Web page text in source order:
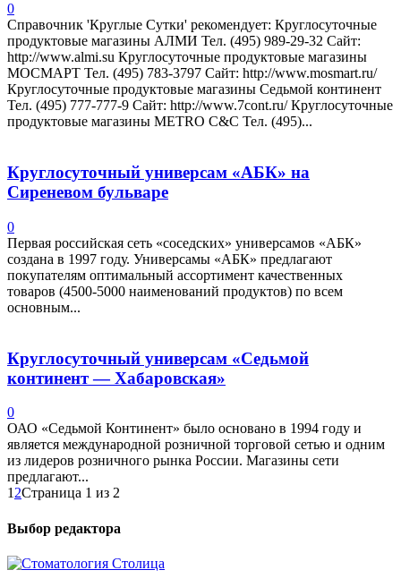
0
Справочник 'Круглые Сутки' рекомендует: Круглосуточные
продуктовые магазины АЛМИ Тел. (495) 989-29-32 Сайт:
http://www.almi.su Круглосуточные продуктовые магазины
МОСМАРТ Тел. (495) 783-3797 Сайт: http://www.mosmart.ru/
Круглосуточные продуктовые магазины Седьмой континент
Тел. (495) 777-777-9 Сайт: http://www.7cont.ru/ Круглосуточные
продуктовые магазины METRO C&C Тел. (495)...
Круглосуточный универсам «АБК» на
Сиреневом бульваре
0
Первая российская сеть «соседских» универсамов «АБК»
создана в 1997 году. Универсамы «АБК» предлагают
покупателям оптимальный ассортимент качественных
товаров (4500-5000 наименований продуктов) по всем
основным...
Круглосуточный универсам «Седьмой
континент — Хабаровская»
0
ОАО «Седьмой Континент» было основано в 1994 году и
является международной розничной торговой сетью и одним
из лидеров розничного рынка России. Магазины сети
предлагают...
1 2Страница 1 из 2
Выбор редактора